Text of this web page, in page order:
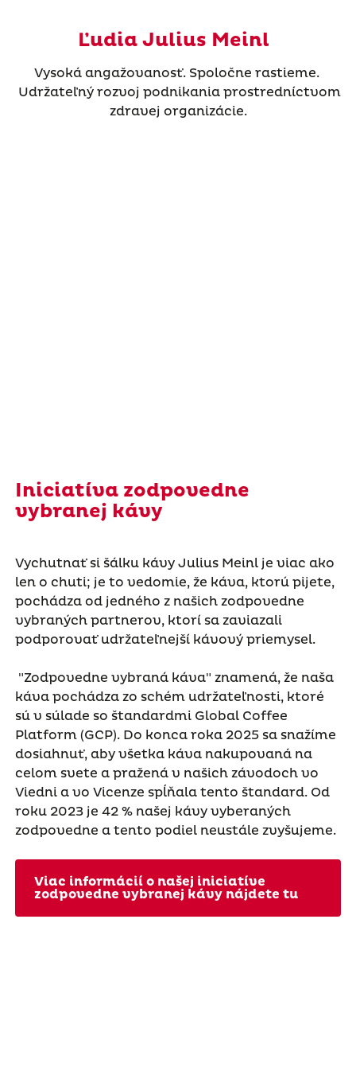
Ľudia Julius Meinl
Vysoká angažovanosť. Spoločne rastieme.
Udržateľný rozvoj podnikania prostredníctvom
zdravej organizácie.
Iniciatíva zodpovedne
vybranej kávy
Vychutnať si šálku kávy Julius Meinl je viac ako
len o chuti; je to vedomie, že káva, ktorú pijete,
pochádza od jedného z našich zodpovedne
vybraných partnerov, ktorí sa zaviazali
podporovať udržateľnejší kávový priemysel.
"Zodpovedne vybraná káva" znamená, že naša
káva pochádza zo schém udržateľnosti, ktoré
sú v súlade so štandardmi Global Coffee
Platform (GCP). Do konca roka 2025 sa snažíme
dosiahnuť, aby všetka káva nakupovaná na
celom svete a pražená v našich závodoch vo
Viedni a vo Vicenze spĺňala tento štandard. Od
roku 2023 je 42 % našej kávy vyberaných
zodpovedne a tento podiel neustále zvyšujeme.
Viac informácií o našej iniciatíve
zodpovedne vybranej kávy nájdete tu